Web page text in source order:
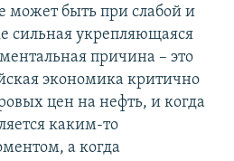
может быть при слабой и
сильная укрепляющаяся
причина – это
экономика критично
цен на нефть, и когда
каким-то
а когда